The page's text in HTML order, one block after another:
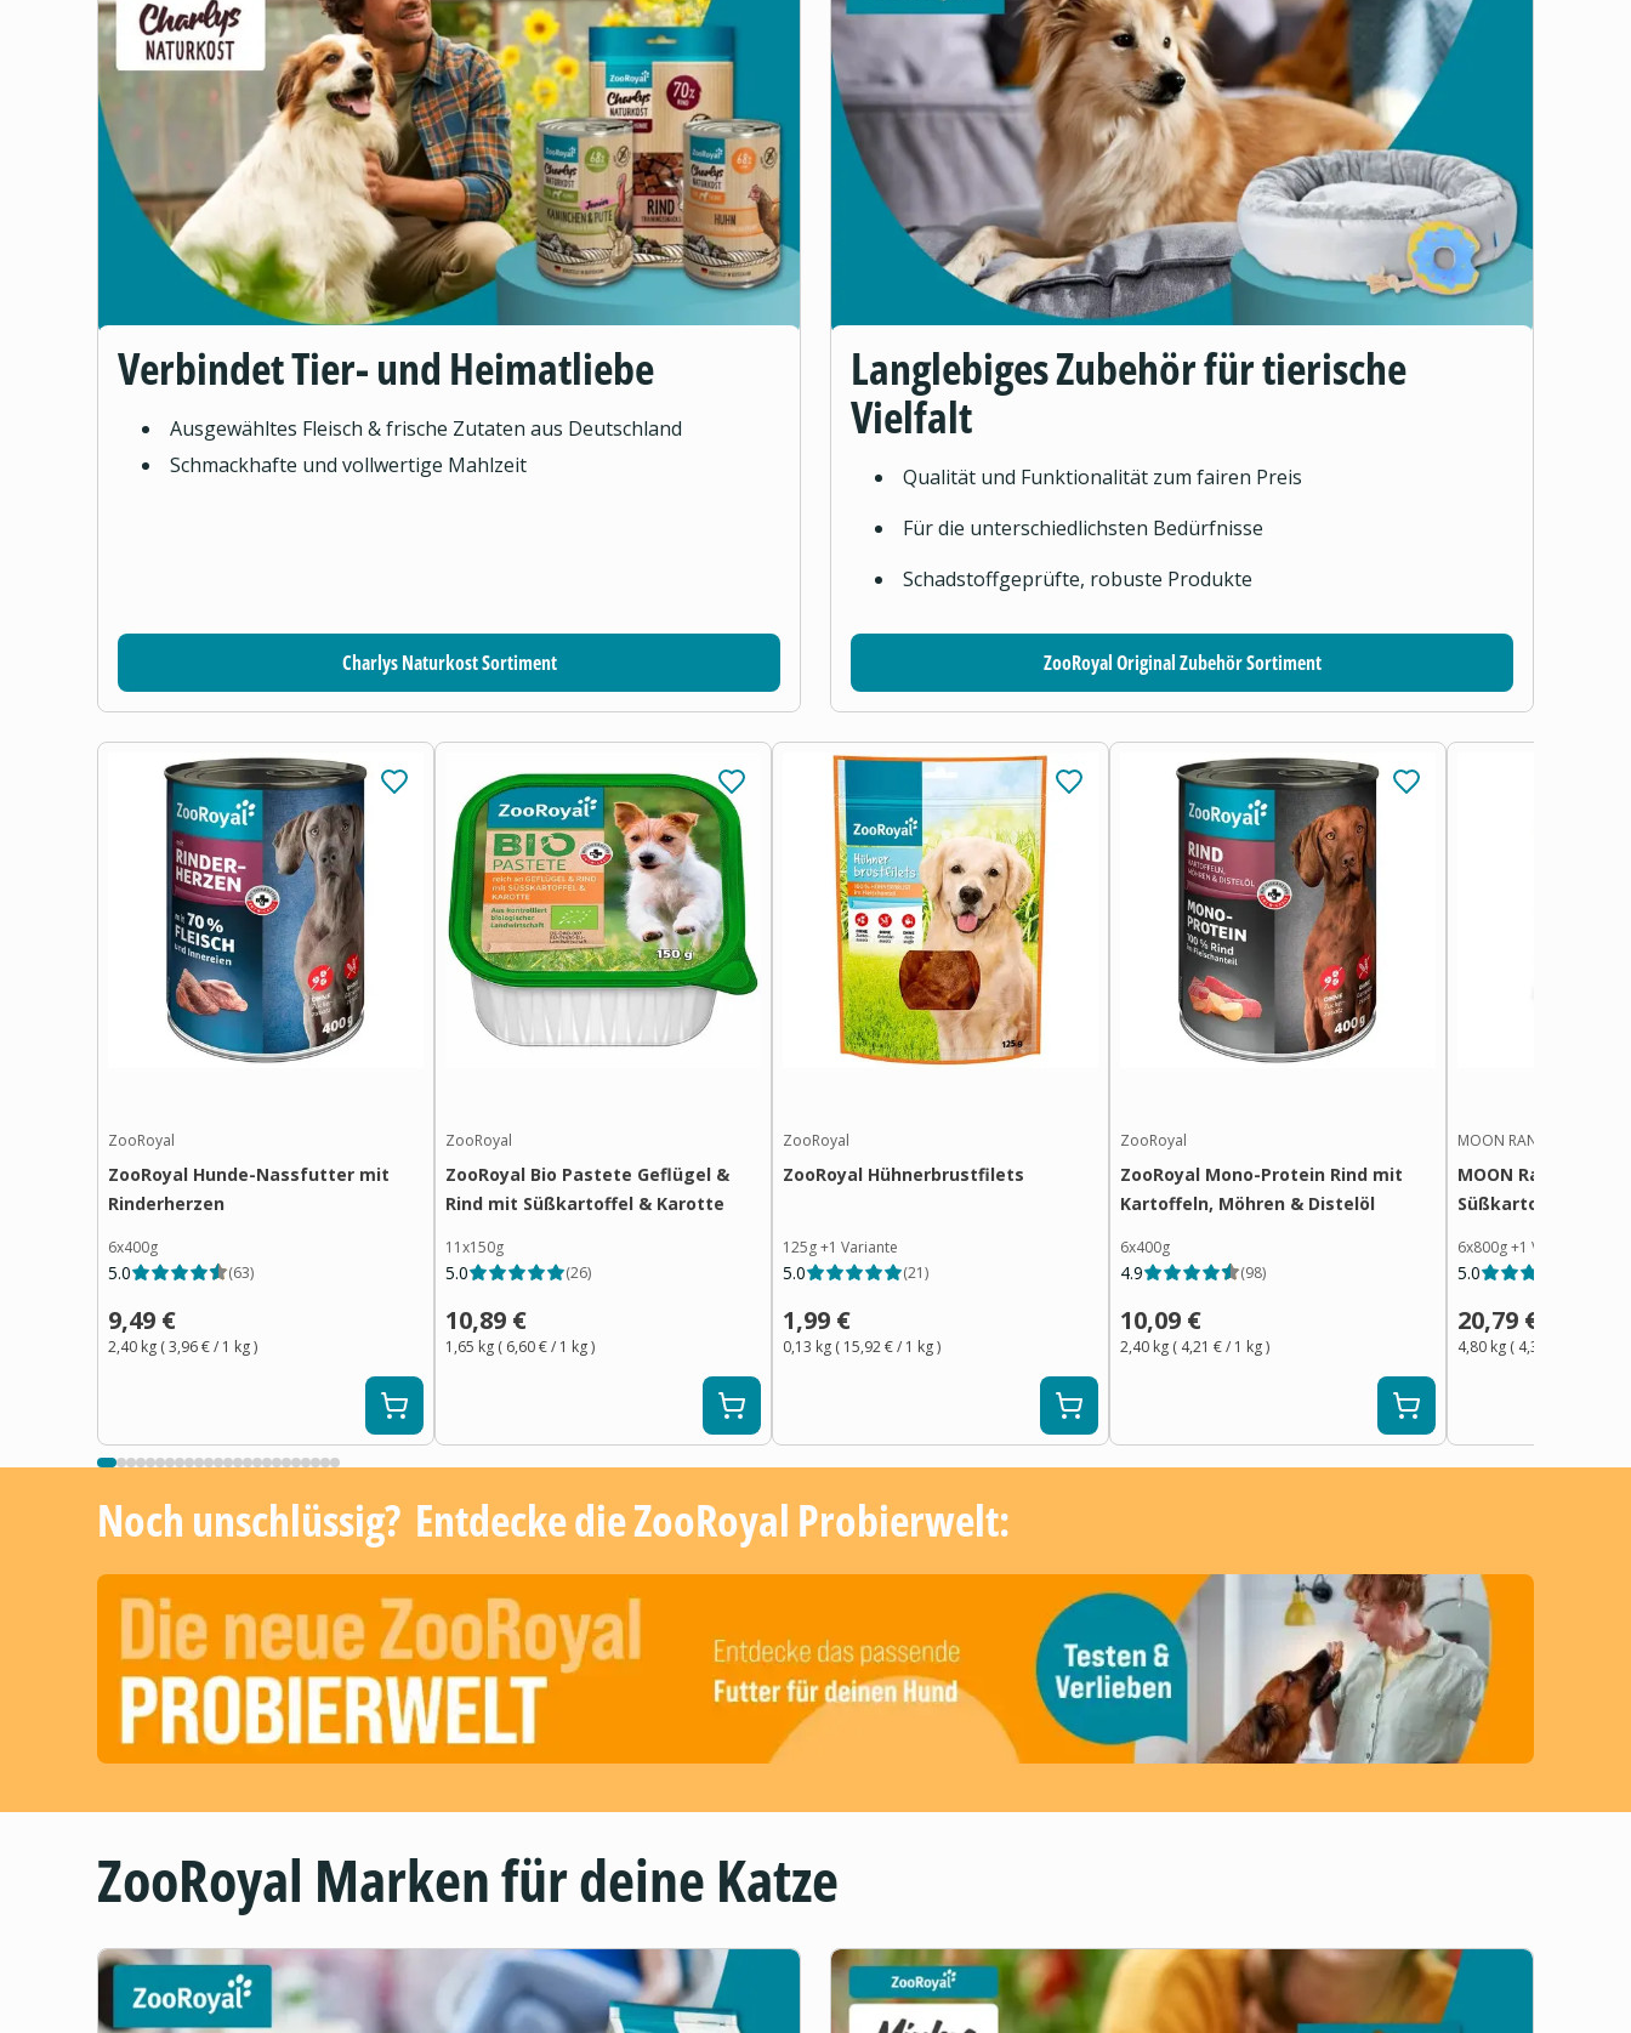
Verbindet Tier- und Heimatliebe
Ausgewähltes Fleisch & frische Zutaten aus Deutschland
Schmackhafte und vollwertige Mahlzeit
Charlys Naturkost Sortiment
Langlebiges Zubehör für tierische
Vielfalt
Qualität und Funktionalität zum fairen Preis
Für die unterschiedlichsten Bedürfnisse
Schadstoffgeprüfte, robuste Produkte
ZooRoyal Original Zubehör Sortiment
ZooRoyal
ZooRoyal Hunde-Nassfutter mit
Rinderherzen
6x400g
5.0 (63)
9,49 €
2,40 kg (3,96 €/ 1 kg)
ZooRoyal
ZooRoyal Bio Pastete Geflügel &
Rind mit Süßkartoffel & Karotte
11x150g
5.0 (26)
10,89 €
1,65 kg ( 6,60 €/ 1 kg)
ZooRoyal
ZooRoyal Hühnerbrustfilets
125g+1 Variante
5.0 (21)
1,99 €
0,13 kg ( 15,92 €/ 1 kg)
ZooRoyal
ZooRoyal Mono-Protein Rind mit
Kartoffeln, Möhren & Distelöl
6x400g
4.9 (98)
10,09 €
2,40 kg ( 4,21 €/ 1 kg)
MOON RANGER
MOON Ranger
Süßkartoffeln
6x800g+1 Variante
5.0
20,79 €
4,80 kg ( 4,34 €
Noch unschlüssig? ​ Entdecke die ZooRoyal Probierwelt:
ZooRoyal Marken für deine Katze